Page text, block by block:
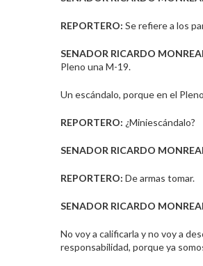
REPORTERO: Se refiere a los
SENADOR RICARDO
Pleno una M-19.
Un escándalo, porque en el
REPORTERO: ¿Miniescándalo?
SENADOR RICARDO
REPORTERO: De armas tomar.
SENADOR RICARDO
No voy a calificarla y no voy a
responsabilidad, porque ya